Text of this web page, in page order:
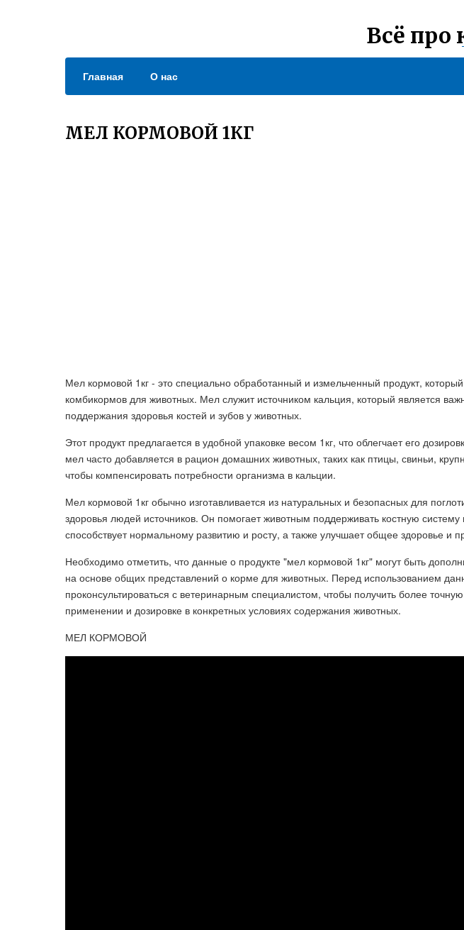
Всё про
Главная О нас
МЕЛ КОРМОВОЙ 1КГ
Мел кормовой 1кг - это специально обработанный и измельченный продукт, который
комбикормов для животных. Мел служит источником кальция, который является
поддержания здоровья костей и зубов у животных.
Этот продукт предлагается в удобной упаковке весом 1кг, что облегчает его
мел часто добавляется в рацион домашних животных, таких как птицы, свиньи,
чтобы компенсировать потребности организма в кальции.
Мел кормовой 1кг обычно изготавливается из натуральных и безопасных для
здоровья людей источников. Он помогает животным поддерживать костную
способствует нормальному развитию и росту, а также улучшает общее здоровье и
Необходимо отметить, что данные о продукте "мел кормовой 1кг" могут быть
на основе общих представлений о корме для животных. Перед использованием
проконсультироваться с ветеринарным специалистом, чтобы получить более
применении и дозировке в конкретных условиях содержания животных.
МЕЛ КОРМОВОЙ